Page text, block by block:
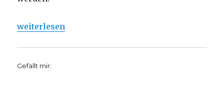
„Glaubensbekenntnisse Marlies Blauth, Heiko
weiterlesen
Gefällt mir: